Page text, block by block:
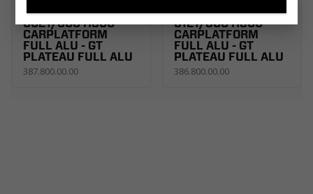
BORDWÄNDE ALU
6021/600 H300
CARPLATFORM
FULL ALU - GT
PLATEAU FULL ALU
387.800.00.00
BORDWÄNDE ALU
5121/500 H300
CARPLATFORM
FULL ALU - GT
PLATEAU FULL ALU
386.800.00.00